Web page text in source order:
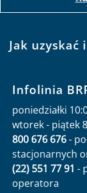
Jak uzyskać
Infolinia
poniedziałki
wtorek - piątek
800 676 676-
stacjonarnych
(22) 551 77 91 -
operatora